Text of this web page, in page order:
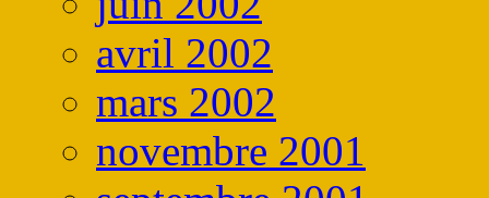
avril 2002
mars 2002
novembre 2001